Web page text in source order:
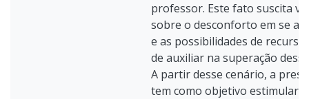
professor. Este fato suscita
sobre o desconforto em se
e as possibilidades de
de auxiliar na superação
A partir desse cenário, a
tem como objetivo estimular